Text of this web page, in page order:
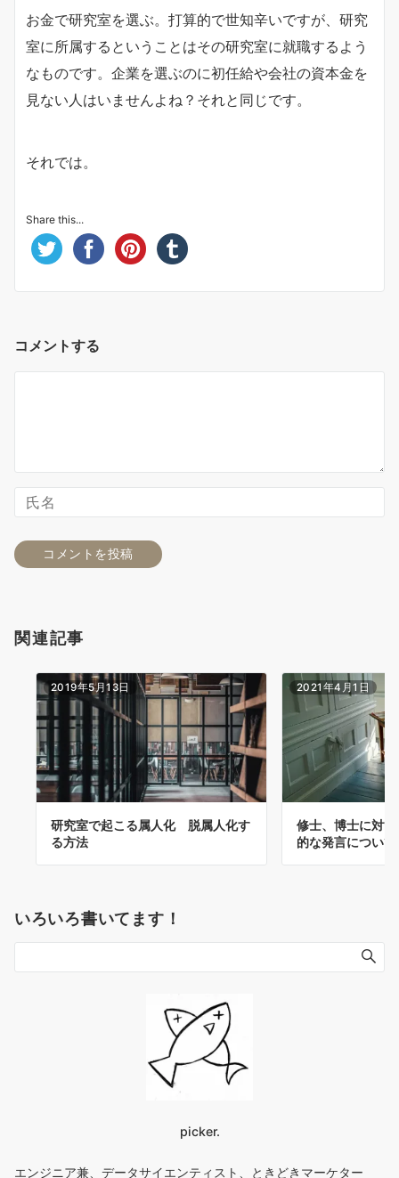
お金で研究室を選ぶ。打算的で世知辛いですが、研究
室に所属するということはその研究室に就職するよう
なものです。企業を選ぶのに初任給や会社の資本金を
見ない人はいませんよね？それと同じです。
それでは。
Share this...
コメントする
関連記事
2019年5月13日
研究室で起こる属人化 脱属人化す
る方法
2021年4月1日
修士、博士に対
的な発言につい
いろいろ書いてます！
picker.
エンジニア兼、データサイエンティスト、ときどきマーケター